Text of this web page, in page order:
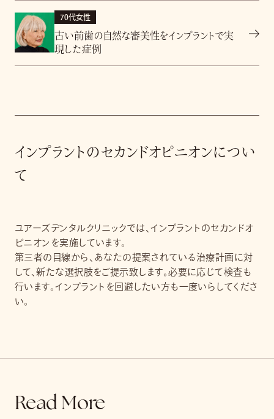
70代女性
古い前歯の自然な審美性をインプラントで実
現した症例
インプラントのセカンドオピニオンについ
て
ユアーズデンタルクリニックでは、インプラントのセカンドオ
ピニオンを実施しています。
第三者の目線から、あなたの提案されている治療計画に対
して、新たな選択肢をご提示致します。必要に応じて検査も
行います。インプラントを回避したい方も一度いらしてくださ
い。
Read More